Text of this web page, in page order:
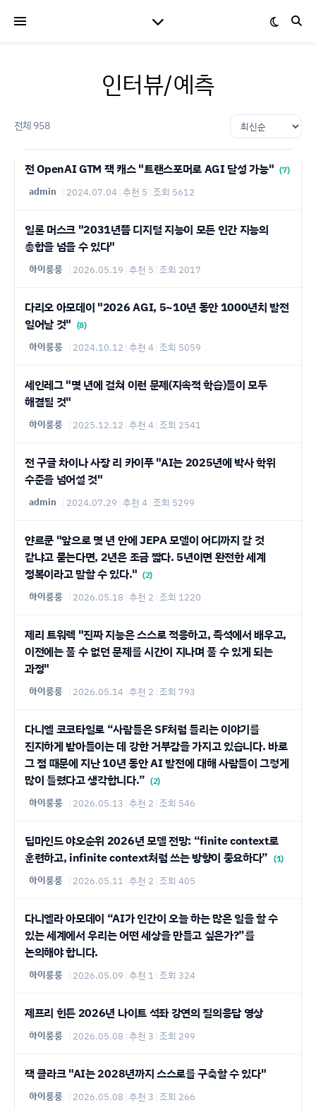
인터뷰/예측
전체 958
전 OpenAI GTM 잭 캐스 "트랜스포머로 AGI 달성 가능" (7)
admin 2024.07.04 추천 5 조회 5612
일론 머스크 "2031년쯤 디지털 지능이 모든 인간 지능의
총합을 넘을 수 있다"
하이룽룽 2026.05.19 추천 5 조회 2017
다리오 아모데이 "2026 AGI, 5~10년 동안 1000년치 발전
일어날 것" (8)
하이룽룽 2024.10.12 추천 4 조회 5059
세인레그 "몇 년에 걸쳐 이런 문제(지속적 학습)들이 모두
해결될 것"
하이룽룽 2025.12.12 추천 4 조회 2541
전 구글 차이나 사장 리 카이푸 "AI는 2025년에 박사 학위
수준을 넘어설 것"
admin 2024.07.29 추천 4 조회 5299
얀르쿤 "앞으로 몇 년 안에 JEPA 모델이 어디까지 갈 것
같냐고 묻는다면, 2년은 조금 짧다. 5년이면 완전한 세계
정복이라고 말할 수 있다." (2)
하이룽룽 2026.05.18 추천 2 조회 1220
제리 트워렉 "진짜 지능은 스스로 적응하고, 즉석에서 배우고,
이전에는 풀 수 없던 문제를 시간이 지나며 풀 수 있게 되는
과정"
하이룽룽 2026.05.14 추천 2 조회 793
다니엘 코코타일로 “사람들은 SF처럼 들리는 이야기를
진지하게 받아들이는 데 강한 거부감을 가지고 있습니다. 바로
그 점 때문에 지난 10년 동안 AI 발전에 대해 사람들이 그렇게
많이 틀렸다고 생각합니다.” (2)
하이룽룽 2026.05.13 추천 2 조회 546
딥마인드 야오순위 2026년 모델 전망: “finite context로
훈련하고, infinite context처럼 쓰는 방향이 중요하다” (1)
하이룽룽 2026.05.11 추천 2 조회 405
다니엘라 아모데이 “AI가 인간이 오늘 하는 많은 일을 할 수
있는 세계에서 우리는 어떤 세상을 만들고 싶은가?”를
논의해야 합니다.
하이룽룽 2026.05.09 추천 1 조회 324
제프리 힌튼 2026년 나이트 석좌 강연의 질의응답 영상
하이룽룽 2026.05.08 추천 3 조회 299
잭 클라크 "AI는 2028년까지 스스로를 구축할 수 있다"
하이룽룽 2026.05.08 추천 3 조회 266